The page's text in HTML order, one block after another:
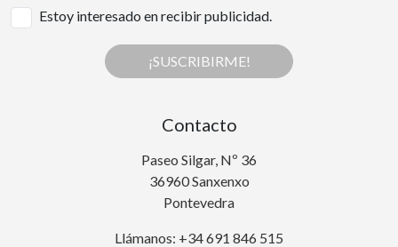
Estoy interesado en recibir publicidad.
¡SUSCRIBIRME!
Contacto
Paseo Silgar, Nº 36
36960 Sanxenxo
Pontevedra
Llámanos: +34 691 846 515